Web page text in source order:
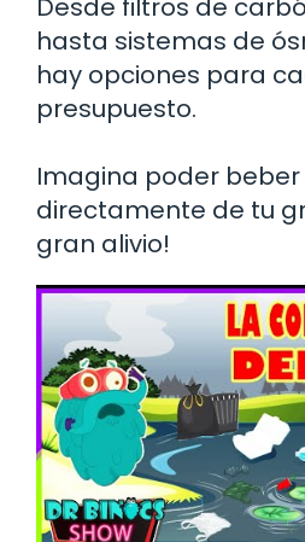
Desde filtros de
hasta sistemas de
hay opciones para
presupuesto.
Imagina poder
directamente de tu
gran alivio!